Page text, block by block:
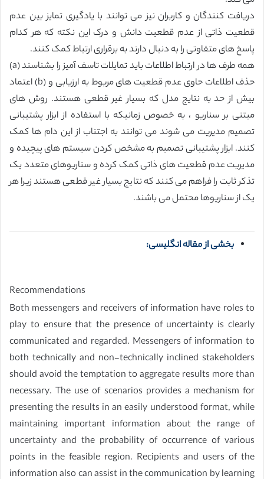
دریافت کنندگان و کاربران نیز می توانند با یادگیری تمایز بین عدم
قطعیت ذاتی از عدم قطعیت دانش و درک این نکته که هر کدام
پاسخ های متفاوتی را به دنبال دارند به برقراری ارتباط کمک کنند.
همه طرف ها در ارتباط اطلاعات باید تمایلات تاسف آمیز را بشناسند (a)
حذف اطلاعات حاوی عدم قطعیت های مربوط به ارزیابی و (b) اعتماد
بیش از حد به نتایج مدل که بسیار غیر قطعی هستند. روش های
مبتنی بر سناریو ، به خصوص زمانیکه با استفاده از ابزار پشتیبانی
تصمیم مدیریت می شوند می توانند به اجتناب از این دام ها کمک
کنند. ابزار پشتیبانی تصمیم به مشخص کردن سیستم های پیچیده و
مدیریت عدم قطعیت های ذاتی کمک کرده و سناریوهای متعدد یک
تذکر ثابت را فراهم می کنند که نتایج بسیار غیر قطعی هستند زیرا هر
یک از سناریوها محتمل می باشند.
بخشی از مقاله انگلیسی:
Recommendations
Both messengers and receivers of information have roles to
play to ensure that the presence of uncertainty is clearly
communicated and regarded. Messengers of information to
both technically and non-technically inclined stakeholders
should avoid the temptation to aggregate results more than
necessary. The use of scenarios provides a mechanism for
presenting the results in an easily understood format, while
maintaining important information about the range of
uncertainty and the probability of occurrence of various
points in the feasible region. Recipients and users of the
information also can assist in the communication by learning